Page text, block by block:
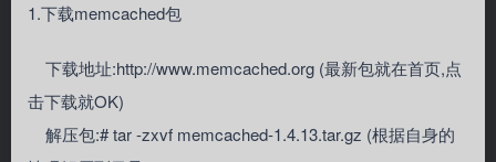
1.下载memcached包
下载地址:http://www.memcached.org (最新包就在首页,点
击下载就OK)
解压包:# tar -zxvf memcached-1.4.13.tar.gz (根据自身的